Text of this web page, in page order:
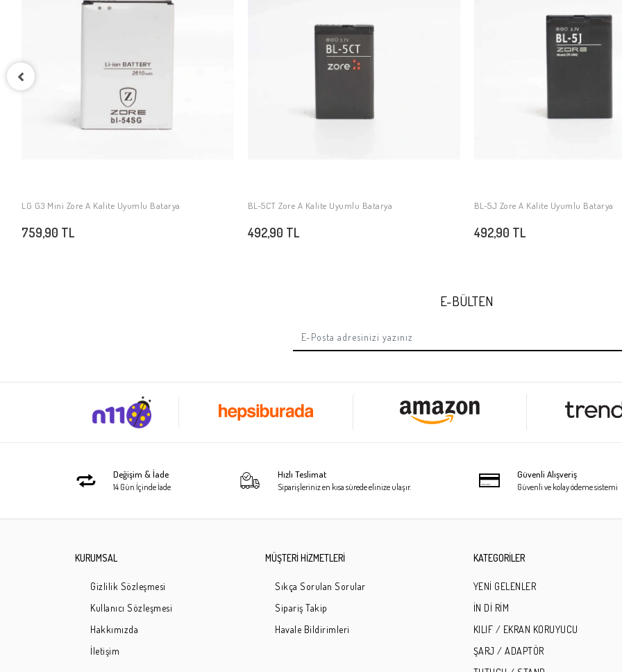
SEPETE EKLE
LG G3 Mini Zore A Kalite Uyumlu Batarya
759,90 TL
SEPETE EKLE
BL-5CT Zore A Kalite Uyumlu Batarya
492,90 TL
SEPETE EKLE
BL-5J Zore A Kalite Uyumlu Batarya
492,90 TL
E-BÜLTEN
Değişim & İade
14 Gün İçinde İade
Hızlı Teslimat
Siparişleriniz en kısa sürede elinize ulaşır.
Güvenli Alışveriş
Güvenli ve kolay ödeme sistemi
KURUMSAL
Gizlilik Sözleşmesi
Kullanıcı Sözleşmesi
Hakkımızda
İletişim
MÜŞTERİ HİZMETLERİ
Sıkça Sorulan Sorular
Sipariş Takip
Havale Bildirimleri
KATEGORİLER
YENİ GELENLER
İN Dİ RİM
KILIF / EKRAN KORUYUCU
ŞARJ / ADAPTÖR